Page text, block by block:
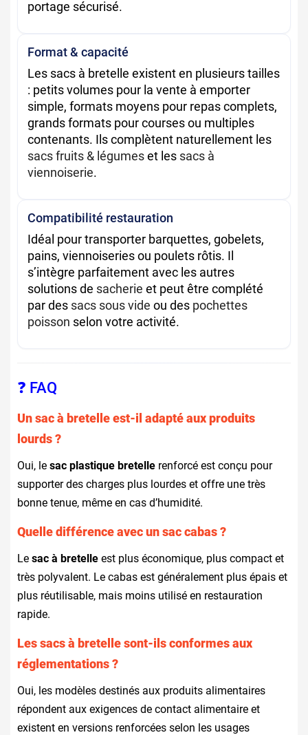
portage sécurisé.
Format & capacité
Les sacs à bretelle existent en plusieurs tailles
: petits volumes pour la vente à emporter
simple, formats moyens pour repas complets,
grands formats pour courses ou multiples
contenants. Ils complètent naturellement les
sacs fruits & légumeset les sacs à
viennoiserie.
Compatibilité restauration
Idéal pour transporter barquettes, gobelets,
pains, viennoiseries ou poulets rôtis. Il
s’intègre parfaitement avec les autres
solutions de sacherie et peut être complété
par des sacs sous vide ou des pochettes
poisson selon votre activité.
❓ FAQ
Un sac à bretelle est-il adapté aux produits
lourds ?
Oui, le sac plastique bretelle renforcé est conçu pour
supporter des charges plus lourdes et offre une très
bonne tenue, même en cas d’humidité.
Quelle différence avec un sac cabas ?
Le sac à bretelle est plus économique, plus compact et
très polyvalent. Le cabas est généralement plus épais et
plus réutilisable, mais moins utilisé en restauration
rapide.
Les sacs à bretelle sont-ils conformes aux
réglementations ?
Oui, les modèles destinés aux produits alimentaires
répondent aux exigences de contact alimentaire et
existent en versions renforcées selon les usages